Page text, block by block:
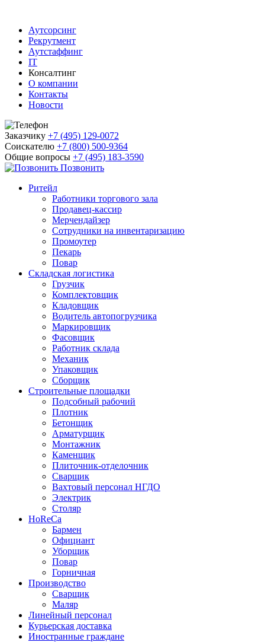
Аутсорсинг
Рекрутмент
Аутстаффинг
IT
Консалтинг
О компании
Контакты
Новости
Заказчику +7 (495) 129-0072
Соискателю +7 (800) 500-9364
Общие вопросы +7 (495) 183-3590
Позвонить
Ритейл
Работники торгового зала
Продавец-кассир
Мерчендайзер
Сотрудники на инвентаризацию
Промоутер
Пекарь
Повар
Складская логистика
Грузчик
Комплектовщик
Кладовщик
Водитель автопогрузчика
Маркировщик
Фасовщик
Работник склада
Механик
Упаковщик
Сборщик
Строительные площадки
Подсобный рабочий
Плотник
Бетонщик
Арматурщик
Монтажник
Каменщик
Плиточник-отделочник
Сварщик
Вахтовый персонал НГДО
Электрик
Столяр
HoReCa
Бармен
Официант
Уборщик
Повар
Горничная
Производство
Сварщик
Маляр
Линейный персонал
Курьерская доставка
Иностранные граждане